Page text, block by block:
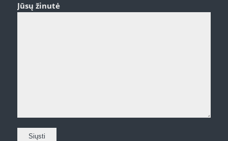
Jūsų žinutė